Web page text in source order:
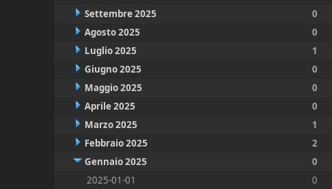
Settembre 2025
0
Agosto 2025
0
Luglio 2025
1
Giugno 2025
0
Maggio 2025
0
Aprile 2025
0
Marzo 2025
1
Febbraio 2025
2
Gennaio 2025
0
2025-01-01
0